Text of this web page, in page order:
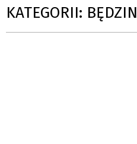
KATEGORII: BĘDZIN